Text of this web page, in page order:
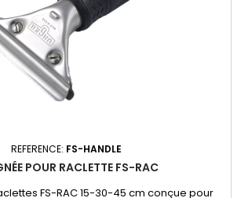
REFERENCE: FS-HANDLE
POUR RACLETTE FS-RAC
FS-RAC 15-30-45 cm conçue pour